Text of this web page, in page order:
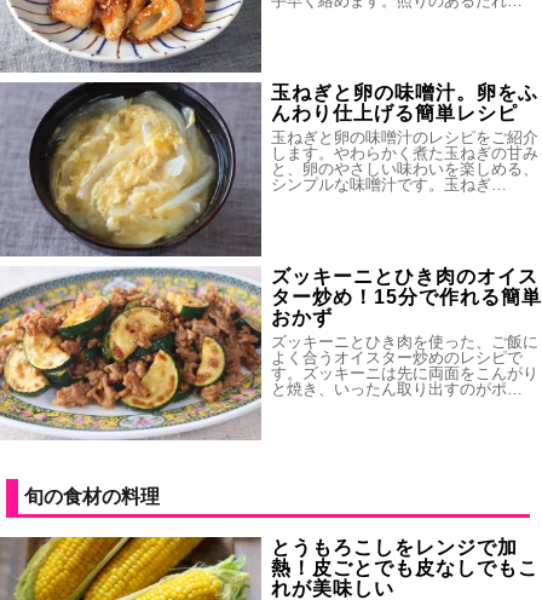
玉ねぎと卵の味噌汁。卵をふ
んわり仕上げる簡単レシピ
玉ねぎと卵の味噌汁のレシピをご紹介
します。やわらかく煮た玉ねぎの甘み
と、卵のやさしい味わいを楽しめる、
シンプルな味噌汁です。玉ねぎ…
ズッキーニとひき肉のオイス
ター炒め！15分で作れる簡単
おかず
ズッキーニとひき肉を使った、ご飯に
よく合うオイスター炒めのレシピで
す。ズッキーニは先に両面をこんがり
と焼き、いったん取り出すのがポ…
旬の食材の料理
とうもろこしをレンジで加
熱！皮ごとでも皮なしでもこ
れが美味しい